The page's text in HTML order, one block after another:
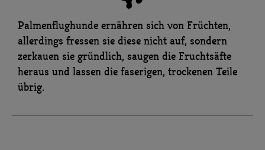
Palmenflughunde ernähren sich von Früchten,
allerdings fressen sie diese nicht auf, sondern
zerkauen sie gründlich, saugen die Fruchtsäfte
heraus und lassen die faserigen, trockenen Teile
übrig.